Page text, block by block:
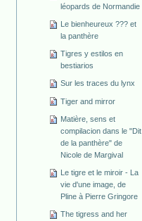
léopards de Normandie
Le bienheureux ??? et
la panthère
Tigres y estilos en
bestiarios
Sur les traces du lynx
Tiger and mirror
Matière, sens et
compilacion dans le "Dit
de la panthère" de
Nicole de Margival
Le tigre et le miroir - La
vie d'une image, de
Pline à Pierre Gringore
The tigress and her